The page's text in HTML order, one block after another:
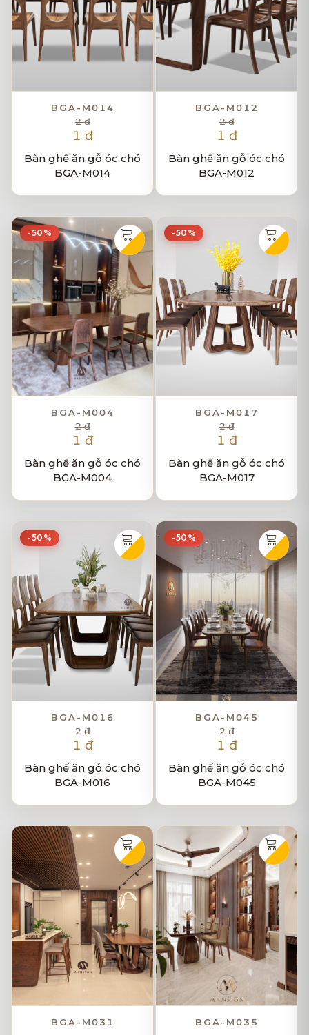
BGA-M014
2 đ
1 đ
Bàn ghế ăn gỗ óc chó
BGA-M014
BGA-M012
2 đ
1 đ
Bàn ghế ăn gỗ óc chó
BGA-M012
-50%
BGA-M004
2 đ
1 đ
Bàn ghế ăn gỗ óc chó
BGA-M004
-50%
BGA-M017
2 đ
1 đ
Bàn ghế ăn gỗ óc chó
BGA-M017
-50%
BGA-M016
2 đ
1 đ
Bàn ghế ăn gỗ óc chó
BGA-M016
-50%
BGA-M045
2 đ
1 đ
Bàn ghế ăn gỗ óc chó
BGA-M045
BGA-M031 BGA-M035